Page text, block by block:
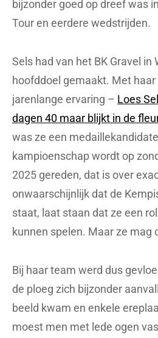
bijzonder goed op dreef was
Tour en eerdere wedstrijden.
Sels had van het BK Gravel in
hoofddoel gemaakt. Met
jarenlange ervaring – Loes
dagen 40 maar blijkt in de
was ze een
kampioenschap wordt op
2025 gereden, dat is over
onwaarschijnlijk dat de
staat, laat staan dat ze een
kunnen spelen. Maar ze mag
Bij haar team werd dus
de ploeg zich bijzonder
beeld kwam en enkele
moest men met lede ogen